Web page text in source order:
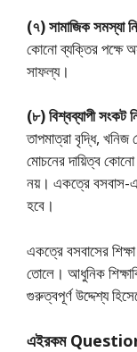
(৭) সামাজিক সমস্যা
কোনাে ব্যক্তির
সাফল্য।
(৮) বিশ্বব্যাপী সংকট
তাপমাত্রা বৃদ্ধি,
মােচনের দায়িত্ব
নয়। একত্রে বসবাস-
হবে।
একত্রে বসবাসের
তােলে। আধুনিক
গুরুত্বপূর্ণ উদ্দেশ্য
এইরকম